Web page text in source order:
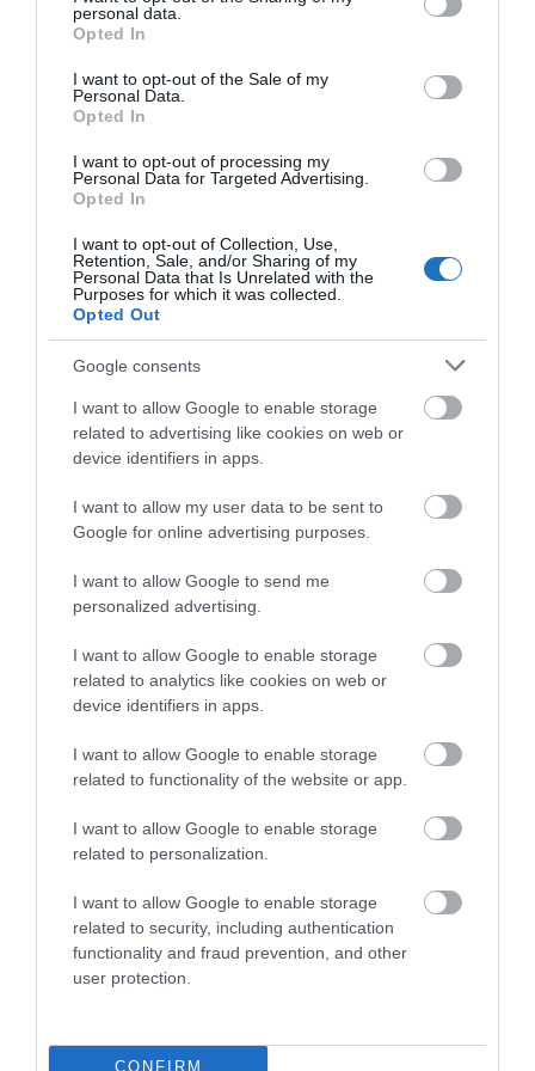
grant or deny consent to Google and its third-party tags to
use your data for below specified purposes in below Google
consent section.
personal data.
Opted In
I want to opt-out of the Sale of my
Personal Data.
Opted In
I want to opt-out of processing my
Personal Data for Targeted Advertising.
Opted In
I want to opt-out of Collection, Use,
Retention, Sale, and/or Sharing of my
Personal Data that Is Unrelated with the
Purposes for which it was collected.
Opted Out
Google consents
I want to allow Google to enable storage
related to advertising like cookies on web or
device identifiers in apps.
I want to allow my user data to be sent to
Google for online advertising purposes.
I want to allow Google to send me
personalized advertising.
I want to allow Google to enable storage
related to analytics like cookies on web or
device identifiers in apps.
I want to allow Google to enable storage
related to functionality of the website or app.
I want to allow Google to enable storage
related to personalization.
I want to allow Google to enable storage
related to security, including authentication
functionality and fraud prevention, and other
user protection.
CONFIRM
Az útvonal mentén több másik híd és alagút építését
is magában foglaló projekt a 2000-es évek elején
kezdődött, de a sorozatos építési kihívások miatt
többszörfelfüggesztették
késedelmet, ám most úgy néz ki, hogy a világ
legmagasabb vasúti hídja várhatóan 2021
decemberére megépül.A Chenab-híd élettartamát
120 évre tervezték.
A világ legmagasabb hídja egyébként a Kínában
található Duge-híd, amelyen 565 méter
magasságban lehet átkelni egyik oldalról a másikra.
A világon 12 híd van, ami magasabb, mint a most
épülő világrekordervasúti
Kínában található, 1 Mexikóban, 1 pedig Pápua Új-
Guinea büszkesége. Kína világrekorder üveghidak
korábbit felülmúl.
Az építés körülményeibe is bepillanthatunk néhány
lélegzetelállító képkockán keresztül, szinte érzi az
ember a lábában a magasságot a videó láttán: